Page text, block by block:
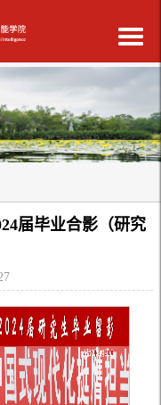
届毕业合影（研究